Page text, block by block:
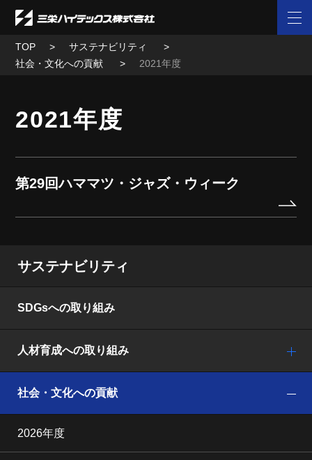
TOP
サステナビリティ
社会・文化への貢献
2021年度
2021年度
第29回ハママツ・ジャズ・ウィーク
サステナビリティ
SDGsへの取り組み
人材育成への取り組み
社会・文化への貢献
2026年度